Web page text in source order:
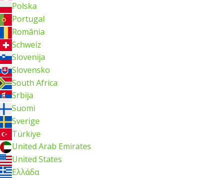
Polska
Portugal
România
Schweiz
Slovenija
Slovensko
South Africa
Srbija
Suomi
Sverige
Türkiye
United Arab Emirates
United States
Ελλάδα